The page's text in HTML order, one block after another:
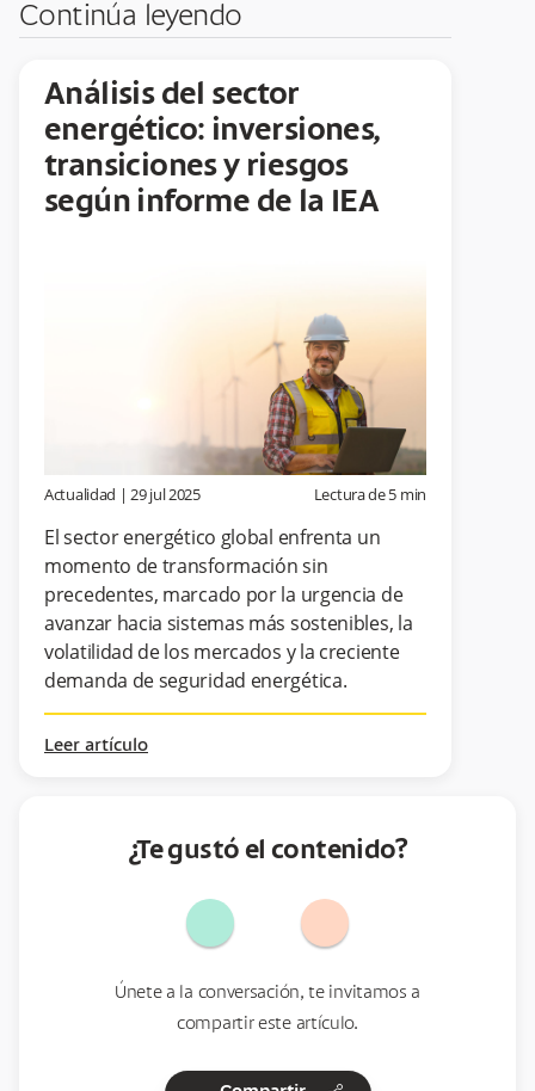
Continúa leyendo
Análisis del sector
energético: inversiones,
transiciones y riesgos
según informe de la IEA
Actualidad |29 jul 2025 Lectura de5 min
El sector energético global enfrenta un
momento de transformación sin
precedentes, marcado por la urgencia de
avanzar hacia sistemas más sostenibles, la
volatilidad de los mercados y la creciente
demanda de seguridad energética.
Leer artículo
¿Te gustó el contenido?
Únete a la conversación, te invitamos a
compartir este artículo.